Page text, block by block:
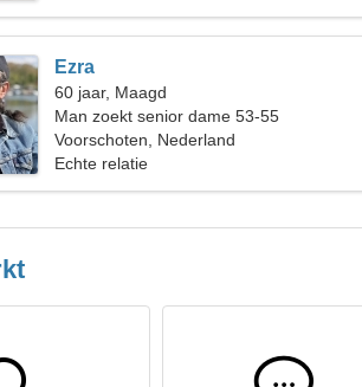
Ezra
60 jaar, Maagd
Man zoekt senior dame 53-55
Voorschoten, Nederland
Echte relatie